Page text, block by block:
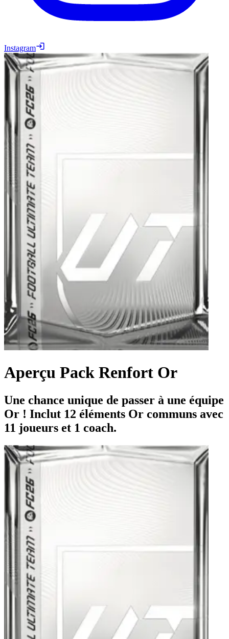
Instagram
Aperçu Pack Renfort Or
Une chance unique de passer à une équipe
Or ! Inclut 12 éléments Or communs avec
11 joueurs et 1 coach.